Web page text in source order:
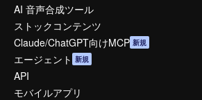
AI 音声合成ツール
ストックコンテンツ
Claude/ChatGPT向けMCP 新規
エージェント 新規
API
モバイルアプリ